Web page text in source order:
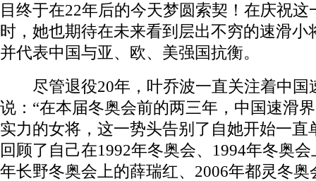
目终于在22年后的今天梦圆索契！在庆祝
时，她也期待在未来看到层出不穷的速滑小
并代表中国与亚、欧、美强国抗衡。
尽管退役20年，叶乔波一直关注着中国
说：“在本届冬奥会前的两三年，中国速滑
实力的女将，这一势头告别了自她开始一直
回顾了自己在1992年冬奥会、1994年冬奥
年长野冬奥会上的薛瑞红、2006年都灵冬奥